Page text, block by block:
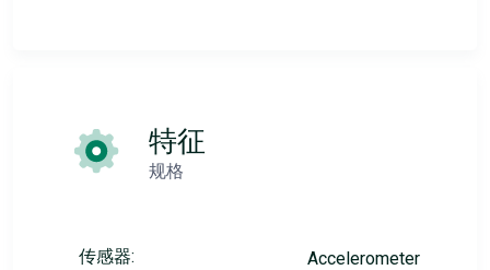
特征
规格
传感器: Accelerometer